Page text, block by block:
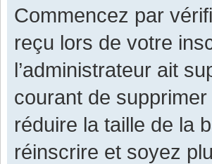
Commencez par
reçu lors de votre
l’administrateur ait
courant de
réduire la taille de la
réinscrire et soyez